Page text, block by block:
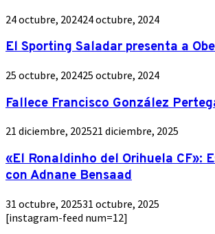
24 octubre, 202424 octubre, 2024
El Sporting Saladar presenta a
25 octubre, 202425 octubre, 2024
Fallece Francisco González
21 diciembre, 202521 diciembre, 2025
«El Ronaldinho del Orihuela CF»:
con Adnane Bensaad
31 octubre, 202531 octubre, 2025
[instagram-feed num=12]